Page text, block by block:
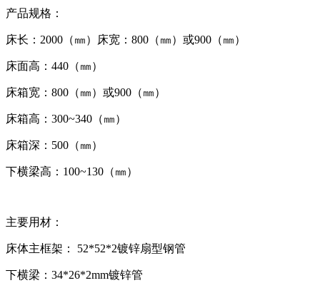
产品规格：
床长：2000（㎜）床宽：800（㎜）或900（㎜）
床面高：440（㎜）
床箱宽：800（㎜）或900（㎜）
床箱高：300~340（㎜）
床箱深：500（㎜）
下横梁高：100~130（㎜）
主要用材：
床体主框架： 52*52*2镀锌扇型钢管
下横梁：34*26*2mm镀锌管